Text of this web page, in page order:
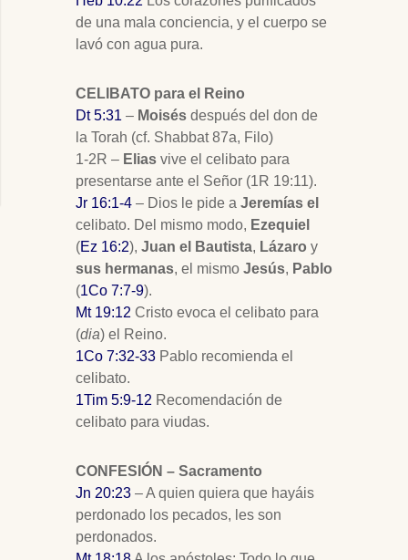
de una mala conciencia, y el cuerpo se
lavó con agua pura.
CELIBATO para el Reino
Dt 5:31 – Moisés después del don de
la Torah (cf. Shabbat 87a, Filo)
1-2R – Elias vive el celibato para
presentarse ante el Señor (1R 19:11).
Jr 16:1-4 – Dios le pide a Jeremías el
celibato. Del mismo modo, Ezequiel
(Ez 16:2), Juan el Bautista, Lázaro y
sus hermanas, el mismo Jesús, Pablo
(1Co 7:7-9).
Mt 19:12 Cristo evoca el celibato para
(dia) el Reino.
1Co 7:32-33 Pablo recomienda el
celibato.
1Tim 5:9-12 Recomendación de
celibato para viudas.
CONFESIÓN – Sacramento
Jn 20:23 – A quien quiera que hayáis
perdonado los pecados, les son
perdonados.